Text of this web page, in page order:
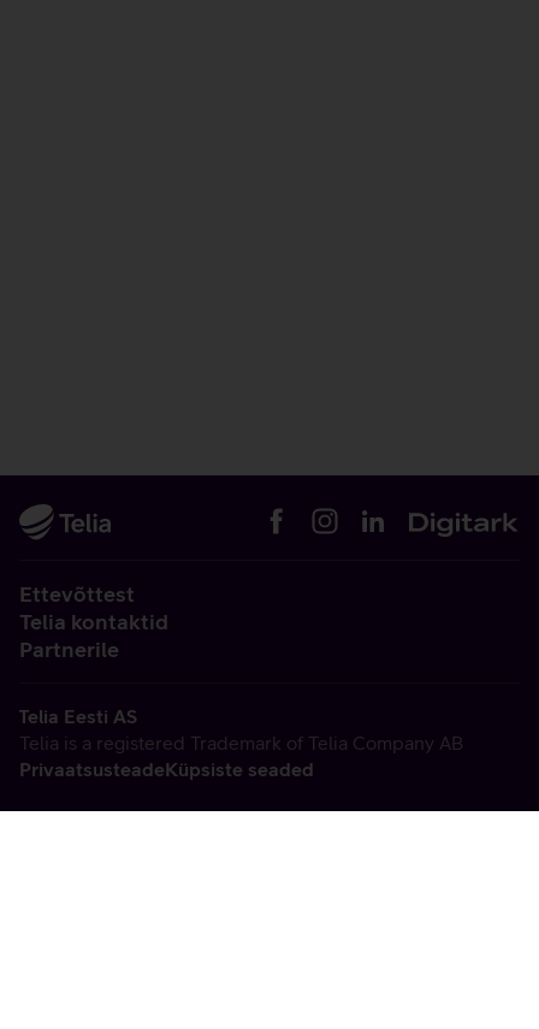
Ettevõttest
Telia kontaktid
Partnerile
Telia Eesti AS
Telia is a registered Trademark of Telia Company AB
PrivaatsusteadeKüpsiste seaded